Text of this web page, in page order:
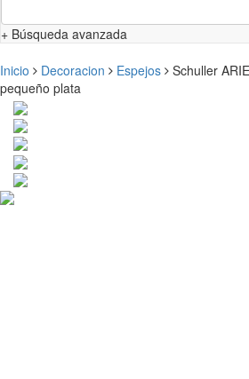
+ Búsqueda avanzada
Inicio Decoracion Espejos
Schuller
pequeño plata